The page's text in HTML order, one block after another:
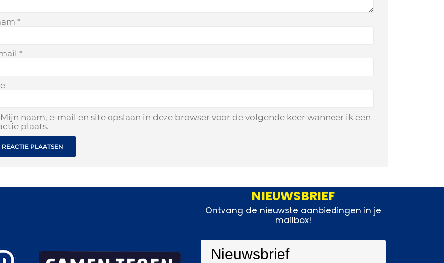
*
*
Mijn naam, e-mail en site opslaan in deze browser voor de volgende keer wanneer ik een
plaats.
NIEUWSBRIEF
Ontvang de nieuwste aanbiedingen in je
mailbox!
Nieuwsbrief